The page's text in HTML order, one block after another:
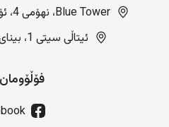
Blue Tower، نهۆمی 4، ئۆفیسی 407، بەغدا، عێراق
ئیتاڵی سیتی 1، بینای 130 هەولێر، عێراق